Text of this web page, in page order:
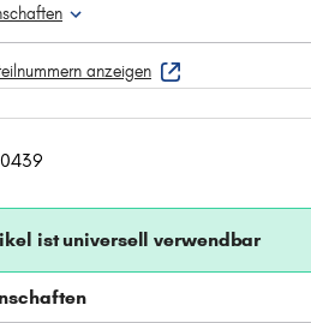
anzeigen
ist universell verwendbar